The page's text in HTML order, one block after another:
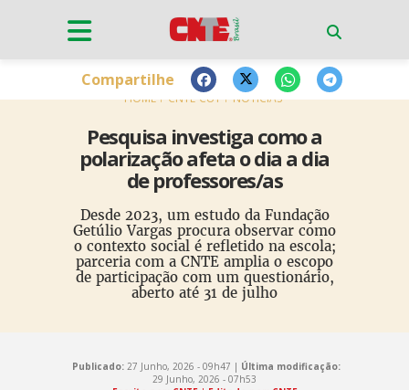
HOME CNTE-CUT NOTÍCIAS
Pesquisa investiga como a
polarização afeta o dia a dia
de professores/as
Desde 2023, um estudo da Fundação
Getúlio Vargas procura observar como
o contexto social é refletido na escola;
parceria com a CNTE amplia o escopo
de participação com um questionário,
aberto até 31 de julho
Compartilhe
Publicado:27 Junho, 2026 - 09h47 | Última modificação:
29 Junho, 2026 - 07h53